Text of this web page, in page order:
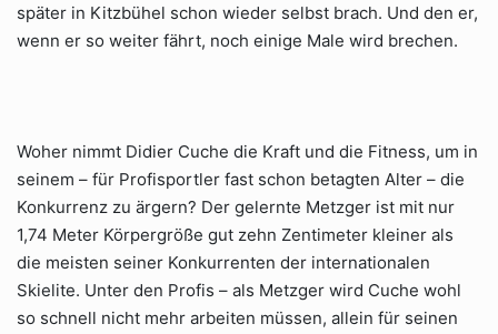
später in Kitzbühel schon wieder selbst brach. Und den er,
wenn er so weiter fährt, noch einige Male wird brechen.
Woher nimmt Didier Cuche die Kraft und die Fitness, um in
seinem – für Profisportler fast schon betagten Alter – die
Konkurrenz zu ärgern? Der gelernte Metzger ist mit nur
1,74 Meter Körpergröße gut zehn Zentimeter kleiner als
die meisten seiner Konkurrenten der internationalen
Skielite. Unter den Profis – als Metzger wird Cuche wohl
so schnell nicht mehr arbeiten müssen, allein für seinen